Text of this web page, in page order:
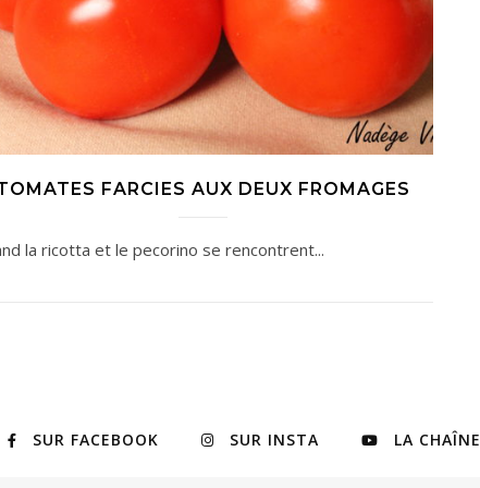
FARCIES AUX DEUX FROMAGES
la ricotta et le pecorino se rencontrent...
SUR FACEBOOK SUR INSTA LA CHAÎNE